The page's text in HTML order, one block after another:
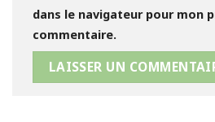
dans le navigateur pour mon
commentaire.